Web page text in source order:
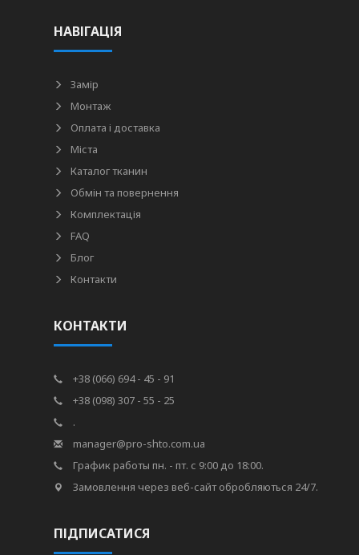
НАВІГАЦІЯ
Замір
Монтаж
Оплата і доставка
Міста
Каталог тканин
Обмін та повернення
Комплектація
FAQ
Блог
Контакти
КОНТАКТИ
+38 (066) 694 - 45 - 91
+38 (098) 307 - 55 - 25
.
manager@pro-shto.com.ua
График работы пн. - пт. с 9:00 до 18:00.
Замовлення через веб-сайт обробляються 24/7.
ПІДПИСАТИСЯ